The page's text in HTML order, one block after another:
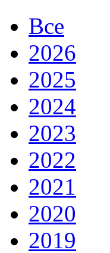
Все
2026
2025
2024
2023
2022
2021
2020
2019